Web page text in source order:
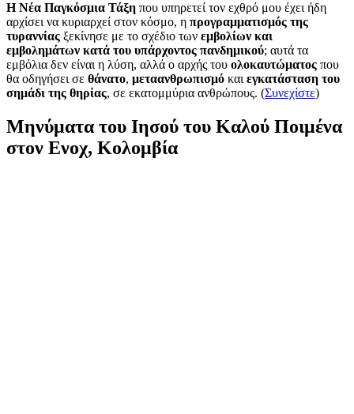
Η Νέα Παγκόσμια Τάξη που υπηρετεί τον εχθρό μου έχει ήδη
αρχίσει να κυριαρχεί στον κόσμο, η προγραμματισμός της
τυραννίας ξεκίνησε με το σχέδιο των εμβολίων και
εμβολημάτων κατά του υπάρχοντος πανδημικού; αυτά τα
εμβόλια δεν είναι η λύση, αλλά ο αρχής του ολοκαυτώματος που
θα οδηγήσει σε θάνατο, μεταανθρωπισμό και εγκατάσταση του
σημάδι της θηρίας, σε εκατομμύρια ανθρώπους. (Συνεχίστε)
Μηνύματα του Ιησού του Καλού Ποιμένα
στον Ενοχ, Κολομβία